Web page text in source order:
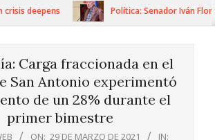
deepens Política: Senador Iván
Carga fraccionada en el
San Antonio experimentó
de un 28% durante el
primer bimestre
ON: 29 DE MARZO DE 2021
IN: